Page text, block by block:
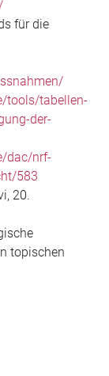
für die
tools/tabellen-
der-
dac/nrf-
583
20.
topischen